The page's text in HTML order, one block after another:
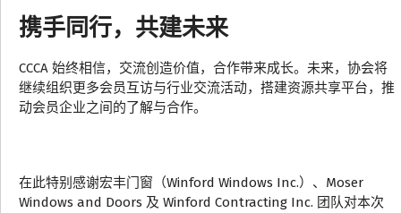
携手同行，共建未来
CCCA 始终相信，交流创造价值，合作带来成长。未来，协会将
继续组织更多会员互访与行业交流活动，搭建资源共享平台，推
动会员企业之间的了解与合作。
在此特别感谢宏丰门窗（Winford Windows Inc.）、Moser
Windows and Doors 及 Winford Contracting Inc. 团队对本次